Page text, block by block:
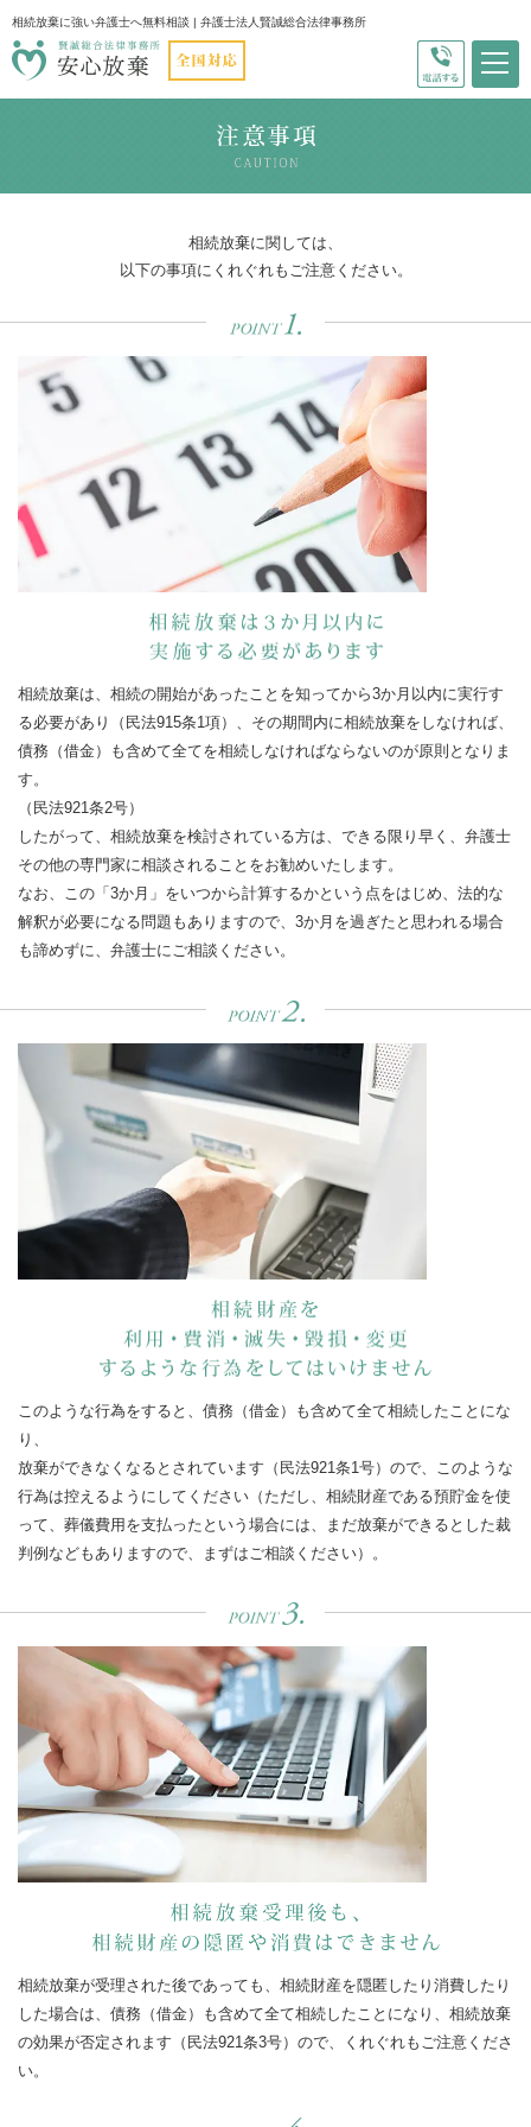
相続放棄に強い弁護士へ無料相談 | 弁護士法人賢誠総合法律事務所
相続放棄に関しては、
以下の事項にくれぐれもご注意ください。
相続放棄は、相続の開始があったことを知ってから3か月以内に実行す
る必要があり（民法915条1項）、その期間内に相続放棄をしなければ、
債務（借金）も含めて全てを相続しなければならないのが原則となりま
す。
（民法921条2号）
したがって、相続放棄を検討されている方は、できる限り早く、弁護士
その他の専門家に相談されることをお勧めいたします。
なお、この「3か月」をいつから計算するかという点をはじめ、法的な
解釈が必要になる問題もありますので、3か月を過ぎたと思われる場合
も諦めずに、弁護士にご相談ください。
このような行為をすると、債務（借金）も含めて全て相続したことにな
り、
放棄ができなくなるとされています（民法921条1号）ので、このような
行為は控えるようにしてください（ただし、相続財産である預貯金を使
って、葬儀費用を支払ったという場合には、まだ放棄ができるとした裁
判例などもありますので、まずはご相談ください）。
相続放棄が受理された後であっても、相続財産を隠匿したり消費したり
した場合は、債務（借金）も含めて全て相続したことになり、相続放棄
の効果が否定されます（民法921条3号）ので、くれぐれもご注意くださ
い。